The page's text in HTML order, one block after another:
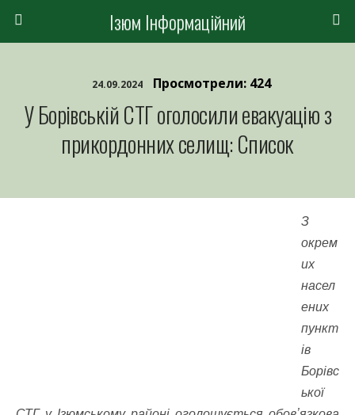
Ізюм Інформаційний
24.09.2024 Просмотрели: 424
У Борівській СТГ оголосили евакуацію з
прикордонних селищ: Список
З
окрем
их
насел
ених
пункт
ів
Борівс
ької